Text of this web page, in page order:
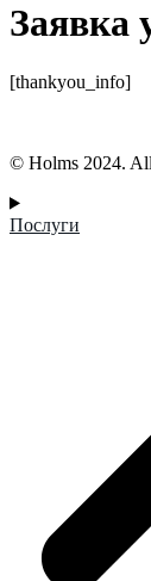
Заявка
[thankyou_info]
© Holms 2024.
Послуги